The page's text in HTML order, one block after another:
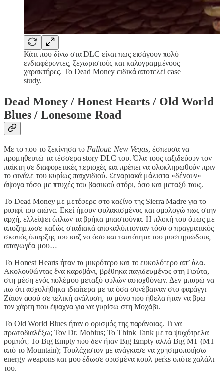
Κάτι που δίνω στα DLC είναι πως εισάγουν πολύ
ενδιαφέροντες, ξεχωριστούς και καλογραμμένους
χαρακτήρες. Το Dead Money ειδικά αποτελεί case
study.
Dead Money / Honest Hearts / Old World
Blues / Lonesome Road
Με το που το ξεκίνησα το Fallout: New Vegas, έσπευσα να
προμηθευτώ τα τέσσερα story DLC του. Όλα τους ταξιδεύουν τον
παίκτη σε διαφορετικές περιοχές και πρέπει να ολοκληρωθούν πριν
το φινάλε του κυρίως παιχνιδιού. Σεναριακά μάλιστα «δένουν»
άψογα τόσο με πτυχές του βασικού στόρι, όσο και μεταξύ τους.
Το Dead Money με μετέφερε στο καζίνο της Sierra Madre για το
ριφιφί του αιώνα. Εκεί ήμουν φυλακισμένος και ομολογώ πως στην
αρχή, ελλείψει όπλων τα βρήκα μπαστούνια. Η πλοκή του όμως με
αποζημίωσε καθώς σταδιακά αποκαλύπτονταν τόσο ο πραγματικός
σκοπός ύπαρξης του καζίνο όσο και ταυτότητα του μυστηριώδους
απαγωγέα μου…
Το Honest Hearts ήταν το μικρότερο και το ευκολότερο απ’ όλα.
Ακολουθώντας ένα καραβάνι, βρέθηκα παγιδευμένος στη Γιούτα,
στη μέση ενός πολέμου μεταξύ φυλών αυτοχθόνων. Δεν μπορώ να
πω ότι ασχολήθηκα ιδιαίτερα με τα όσα συνέβαιναν στο φαράγγι
Ζάιον αφού σε τελική ανάλυση, το μόνο που ήθελα ήταν να βρω
τον χάρτη που έψαχνα για να γυρίσω στη Μοχάβι.
Το Old World Blues ήταν ο ορισμός της παράνοιας. Τι να
πρωτοδιαλέξω; Τον Dr. Mobius; Το Think Tank με τα ψυχότρελα
ρομπότ; Το Big Empty που δεν ήταν Big Empty αλλά Big MT (ΜΤ
από το Mountain); Τουλάχιστον με ανάγκασε να χρησιμοποιήσω
energy weapons και μου έδωσε ορισμένα κουλ perks οπότε χαλάλι
του.